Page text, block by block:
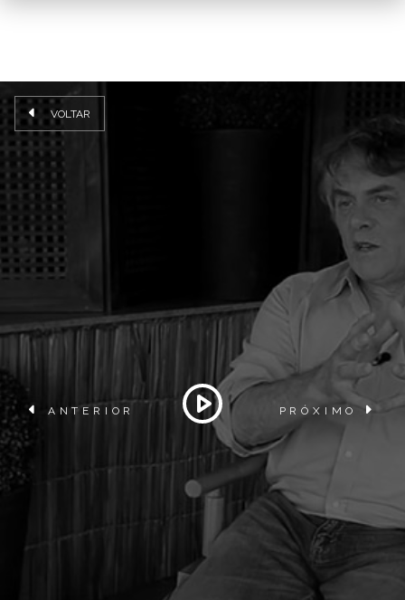
VOLTAR
ANTERIOR PRÓXIMO